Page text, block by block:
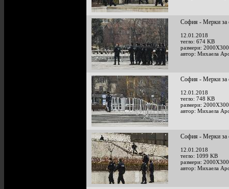
София - Мерки за
12.01.2018
тегло: 674 KB
размери:
автор: Михаела
София - Мерки за
12.01.2018
тегло: 748 KB
размери:
автор: Михаела
София - Мерки за
12.01.2018
тегло: 1099 KB
размери:
автор: Михаела